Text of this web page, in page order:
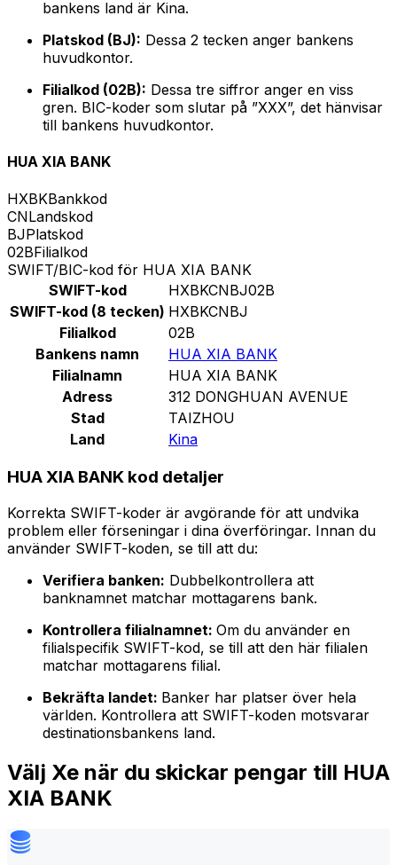
bankens land är Kina.
Platskod (BJ): Dessa 2 tecken anger bankens
huvudkontor.
Filialkod (02B): Dessa tre siffror anger en viss
gren. BIC-koder som slutar på ”XXX”, det hänvisar
till bankens huvudkontor.
HUA XIA BANK
HXBKBankkod
CNLandskod
BJPlatskod
02BFilialkod
SWIFT/BIC-kod för HUA XIA BANK
SWIFT-kod
HXBKCNBJ02B
SWIFT-kod (8 tecken) HXBKCNBJ
Filialkod
02B
Bankens namn
HUA XIA BANK
Filialnamn
HUA XIA BANK
Adress
312 DONGHUAN AVENUE
Stad
TAIZHOU
Land
Kina
HUA XIA BANK kod detaljer
Korrekta SWIFT-koder är avgörande för att undvika
problem eller förseningar i dina överföringar. Innan du
använder SWIFT-koden, se till att du:
Verifiera banken: Dubbelkontrollera att
banknamnet matchar mottagarens bank.
Kontrollera filialnamnet: Om du använder en
filialspecifik SWIFT-kod, se till att den här filialen
matchar mottagarens filial.
Bekräfta landet: Banker har platser över hela
världen. Kontrollera att SWIFT-koden motsvarar
destinationsbankens land.
Välj Xe när du skickar pengar till HUA
XIA BANK